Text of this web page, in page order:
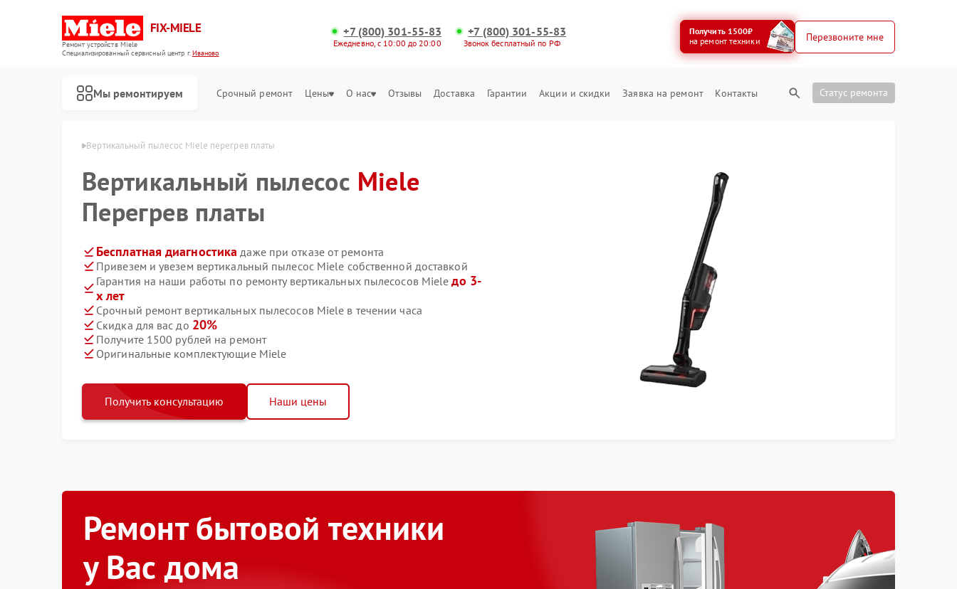
FIX-MIELE
Ремонт устройств Miele
Специализированный cервисный центр г.Иваново
+7 (800) 301-55-83
Ежедневно, с 10:00 до 20:00
+7 (800) 301-55-83
Звонок бесплатный по РФ
Получить 1500₽
на ремонт техники
Перезвоните мне
Мы ремонтируем Срочный ремонт Цены О нас Отзывы Доставка Гарантии Акции и скидки Заявка на ремонт Контакты Статус ремонта
Miele в Иванове Вертикальный пылесос Miele перегрев платы
Вертикальный пылесос Miele
Перегрев платы
Бесплатная диагностика даже при отказе от ремонта
Привезем и увезем вертикальный пылесос Miele собственной доставкой
Гарантия на наши работы по ремонту вертикальных пылесосов Mieleдо 3-
х лет
Срочный ремонт вертикальных пылесосов Miele в течении часа
Скидка для вас до 20%
Получите 1500 рублей на ремонт
Оригинальные комплектующие Miele
Получить консультацию Наши цены
Ремонт бытовой техники
у Вас дома